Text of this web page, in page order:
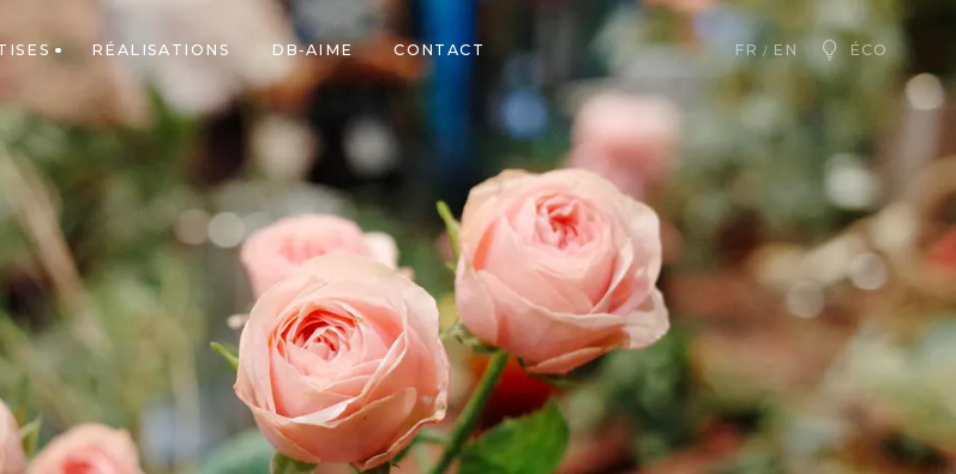
RÉALISATIONS DB-AIME CONTACT FR EN ÉCO